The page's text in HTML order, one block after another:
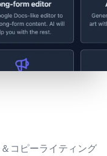
コピーライティング